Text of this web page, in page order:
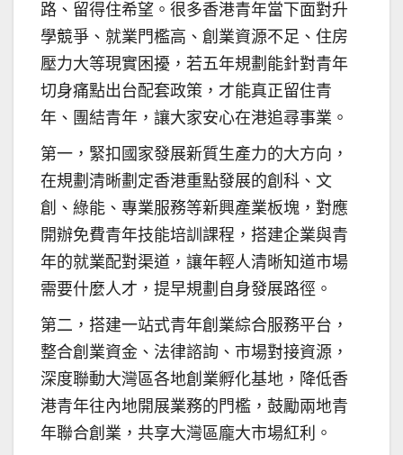
路、留得住希望。很多香港青年當下面對升
學競爭、就業門檻高、創業資源不足、住房
壓力大等現實困擾，若五年規劃能針對青年
切身痛點出台配套政策，才能真正留住青
年、團結青年，讓大家安心在港追尋事業。
第一，緊扣國家發展新質生產力的大方向，
在規劃清晰劃定香港重點發展的創科、文
創、綠能、專業服務等新興產業板塊，對應
開辦免費青年技能培訓課程，搭建企業與青
年的就業配對渠道，讓年輕人清晰知道市場
需要什麼人才，提早規劃自身發展路徑。
第二，搭建一站式青年創業綜合服務平台，
整合創業資金、法律諮詢、市場對接資源，
深度聯動大灣區各地創業孵化基地，降低香
港青年往內地開展業務的門檻，鼓勵兩地青
年聯合創業，共享大灣區龐大市場紅利。